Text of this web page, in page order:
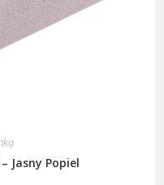
Jasny Popiel